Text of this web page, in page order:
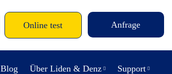
Online test Anfrage
Blog Über Liden & Denz Support